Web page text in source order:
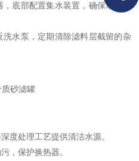
底部配置集水装置，确保水流均
水泵，定期清除滤料层截留的杂
度处理工艺提供清洁水源。
，保护换热器。